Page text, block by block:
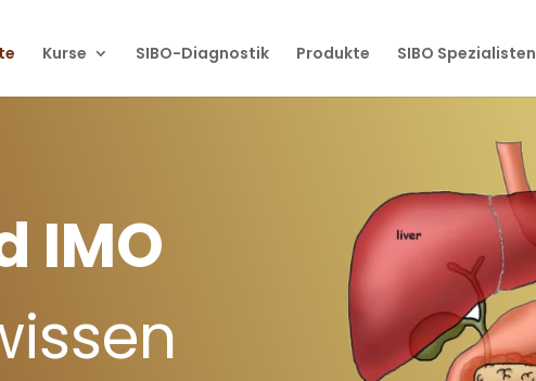
Kurse SIBO-Diagnostik Produkte SIBO Spezialisten
IMO